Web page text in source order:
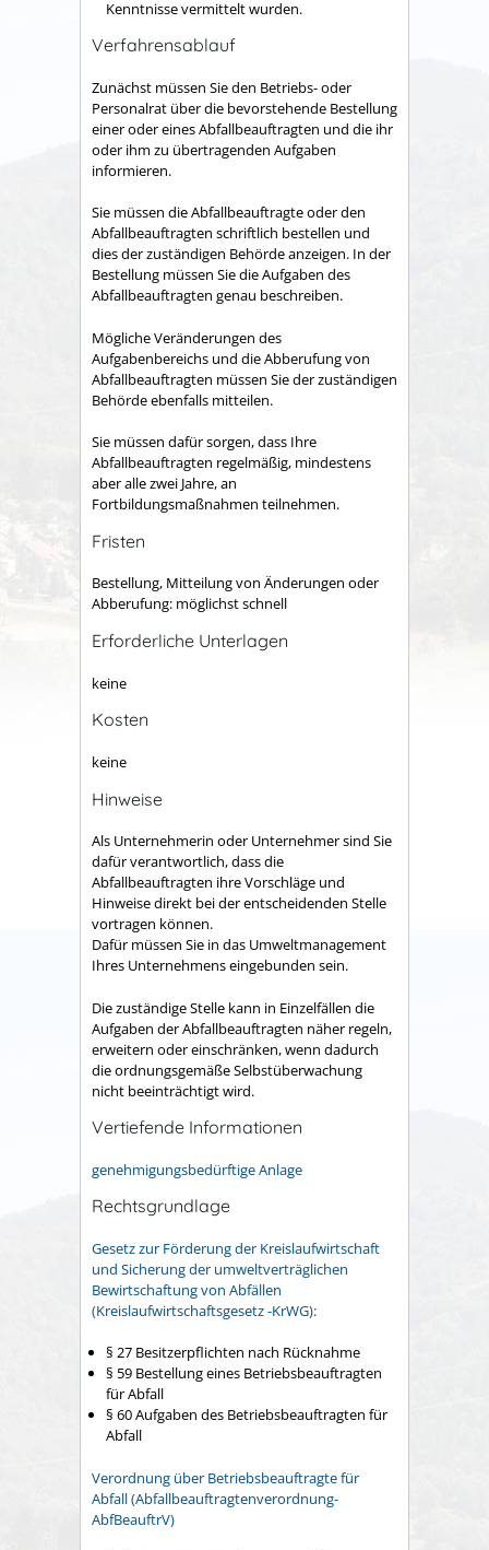
Kenntnisse vermittelt wurden.
Verfahrensablauf
Zunächst müssen Sie den Betriebs- oder
Personalrat über die bevorstehende Bestellung
einer oder eines Abfallbeauftragten und die ihr
oder ihm zu übertragenden Aufgaben
informieren.
Sie müssen die Abfallbeauftragte oder den
Abfallbeauftragten schriftlich bestellen und
dies der zuständigen Behörde anzeigen. In der
Bestellung müssen Sie die Aufgaben des
Abfallbeauftragten genau beschreiben.
Mögliche Veränderungen des
Aufgabenbereichs und die Abberufung von
Abfallbeauftragten müssen Sie der zuständigen
Behörde ebenfalls mitteilen.
Sie müssen dafür sorgen, dass Ihre
Abfallbeauftragten regelmäßig, mindestens
aber alle zwei Jahre, an
Fortbildungsmaßnahmen teilnehmen.
Fristen
Bestellung, Mitteilung von Änderungen oder
Abberufung: möglichst schnell
Erforderliche Unterlagen
keine
Kosten
keine
Hinweise
Als Unternehmerin oder Unternehmer sind Sie
dafür verantwortlich, dass die
Abfallbeauftragten ihre Vorschläge und
Hinweise direkt bei der entscheidenden Stelle
vortragen können.
Dafür müssen Sie in das Umweltmanagement
Ihres Unternehmens eingebunden sein.
Die zuständige Stelle kann in Einzelfällen die
Aufgaben der Abfallbeauftragten näher regeln,
erweitern oder einschränken, wenn dadurch
die ordnungsgemäße Selbstüberwachung
nicht beeinträchtigt wird.
Vertiefende Informationen
genehmigungsbedürftige Anlage
Rechtsgrundlage
Gesetz zur Förderung der Kreislaufwirtschaft
und Sicherung der umweltverträglichen
Bewirtschaftung von Abfällen
(Kreislaufwirtschaftsgesetz -KrWG):
§ 27 Besitzerpflichten nach Rücknahme
§ 59 Bestellung eines Betriebsbeauftragten
für Abfall
§ 60 Aufgaben des Betriebsbeauftragten für
Abfall
Verordnung über Betriebsbeauftragte für
Abfall (Abfallbeauftragtenverordnung-
AbfBeauftrV)